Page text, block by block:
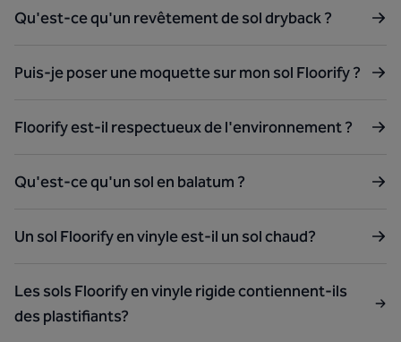
Qu'est-ce qu'un revêtement de sol dryback ?
Puis-je poser une moquette sur mon sol Floorify ?
Floorify est-il respectueux de l'environnement ?
Qu'est-ce qu'un sol en balatum ?
Un sol Floorify en vinyle est-il un sol chaud?
Les sols Floorify en vinyle rigide contiennent-ils
des plastifiants?